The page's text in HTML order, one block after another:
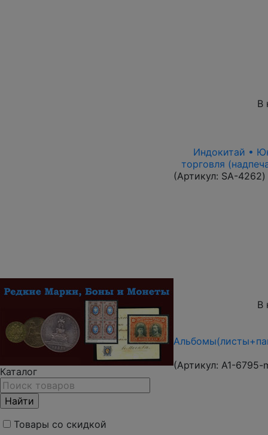
Каталог
Товары со скидкой
В
Индокитай •
торговля
(Артикул: SA-4262)
В
(Артикул: A1-6795-